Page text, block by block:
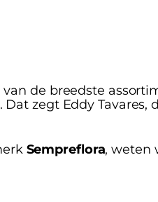
de breedste
zegt Eddy Tavares,
Sempreflora, weten